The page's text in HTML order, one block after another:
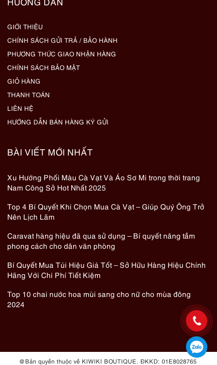
GIỚI THIỆU
CHÍNH SÁCH GỬI TRẢ / BẢO HÀNH
PHƯƠNG THỨC GIAO NHẬN HÀNG
CHÍNH SÁCH BẢO MẬT
GIỎ HÀNG
THANH TOÁN
LIÊN HỆ
HƯỚNG DẪN BÁN HÀNG KÝ GỬI
BÀI VIẾT MỚI NHẤT
Xu Hướng Phối Màu Cà Vạt Và Áo Sơ Mi trong thời trang
Nam Công Sở Hot Nhất 2025
Top 4 Bí Quyết Khi Chọn Mua Cà Vạt – Giúp Quý Ông Trở
Nên Lịch Lãm
Caravat hàng hiệu đã qua sử dụng – Bí quyết nâng tầm
phong cách cho dân văn phòng
Bí Quyết Mua Túi Hiệu Giá Tốt – Sở Hữu Hàng Hiệu Chính
Hãng Với Chi Phí Tiết Kiệm
Top 10 chai nước hoa mùi sang cho nữ cho mùa đông
2024
@ Bản quyền thuộc về KIWIKI BOUTIQUE. ĐKKD: 01E8028765